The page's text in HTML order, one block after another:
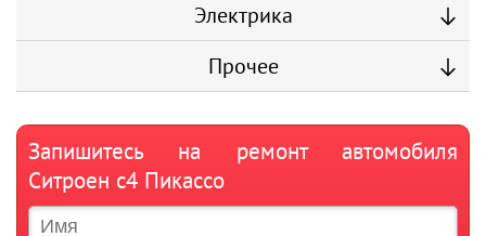
Электрика
Прочее
Запишитесь на ремонт автомобиля
Ситроен с4 Пикассо